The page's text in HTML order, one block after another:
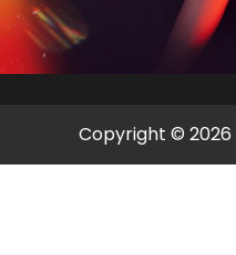
Copyright © 2026